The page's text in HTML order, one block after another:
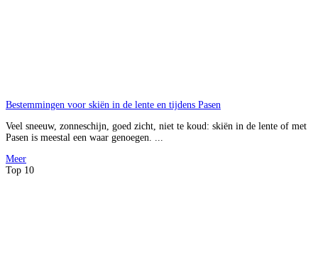
Bestemmingen voor skiën in de lente en tijdens Pasen
Veel sneeuw, zonneschijn, goed zicht, niet te koud: skiën in de lente of met
Pasen is meestal een waar genoegen. ...
Meer
Top 10